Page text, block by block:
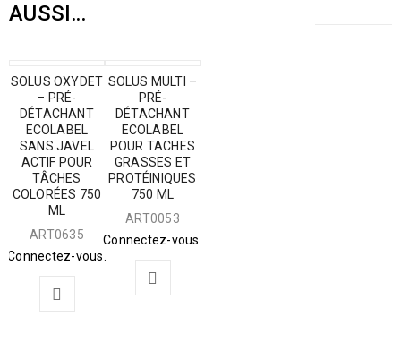
AUSSI…
SOLUS OXYDET
– PRÉ-
DÉTACHANT
ECOLABEL
SANS JAVEL
ACTIF POUR
TÂCHES
COLORÉES 750
ML
ART0635
Connectez-vous.
SOLUS MULTI –
PRÉ-
DÉTACHANT
ECOLABEL
POUR TACHES
GRASSES ET
PROTÉINIQUES
750 ML
ART0053
Connectez-vous.